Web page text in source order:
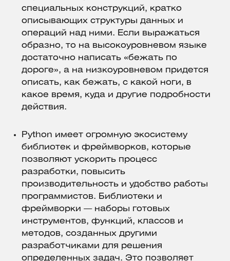
специальных конструкций, кратко
описывающих структуры данных и
операций над ними. Если выражаться
образно, то на высокоуровневом языке
достаточно написать «бежать по
дороге», а на низкоуровневом придется
описать, как бежать, с какой ноги, в
какое время, куда и другие подробности
действия.
Python имеет огромную экосистему
библиотек и фреймворков, которые
позволяют ускорить процесс
разработки, повысить
производительность и удобство работы
программистов. Библиотеки и
фреймворки — наборы готовых
инструментов, функций, классов и
методов, созданных другими
разработчиками для решения
определенных задач. Это позволяет